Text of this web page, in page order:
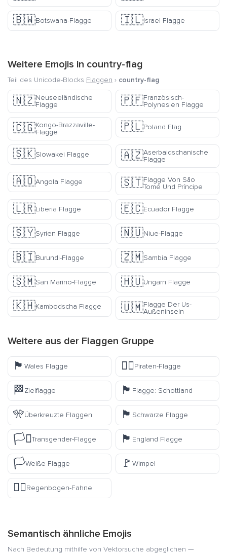
🇧🇼Botswana-Flagge 🇮🇱Israel Flagge
Weitere Emojis in country-flag
Teil des Unicode-Blocks Flaggen › country-flag
🇳🇿Neuseeländische
Flagge
🇵🇫Französisch-
Polynesien Flagge
🇨🇬Kongo-Brazzaville-
Flagge
🇵🇱Poland Flag
🇸🇰Slowakei Flagge 🇦🇿Aserbaidschanische
Flagge
🇦🇴Angola Flagge 🇸🇹Flagge Von São
Tomé Und Príncipe
🇱🇷Liberia Flagge 🇪🇨Ecuador Flagge
🇸🇾Syrien Flagge 🇳🇺Niue-Flagge
🇧🇮Burundi-Flagge 🇿🇲Sambia Flagge
🇸🇲San Marino-Flagge 🇭🇺Ungarn Flagge
🇰🇭Kambodscha Flagge 🇺🇲Flagge Der Us-
Außeninseln
Weitere aus der Flaggen Gruppe
🏴󠁧󠁢󠁷󠁬󠁳󠁿 Wales Flagge 🏴‍☠️Piraten-Flagge
🏁Zielflagge 🏴󠁧󠁢󠁳󠁣󠁴󠁿 Flagge: Schottland
🎌Überkreuzte Flaggen 🏴 Schwarze Flagge
🏳️‍⚧️Transgender-Flagge 🏴󠁧󠁢󠁥󠁮󠁧󠁿 England Flagge
🏳️Weiße Flagge 🚩 Wimpel
🏳️‍🌈Regenbogen-Fahne
Semantisch ähnliche Emojis
Nach Bedeutung mithilfe von Vektorsuche abgeglichen —